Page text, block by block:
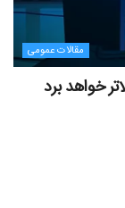
مقالات عمومی
خواهد برد